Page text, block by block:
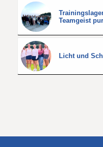
Teamgeist pur
Licht und